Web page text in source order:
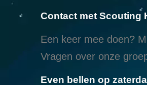
Contact met Scouting
Een keer mee doen?
Vragen over onze
Even bellen op